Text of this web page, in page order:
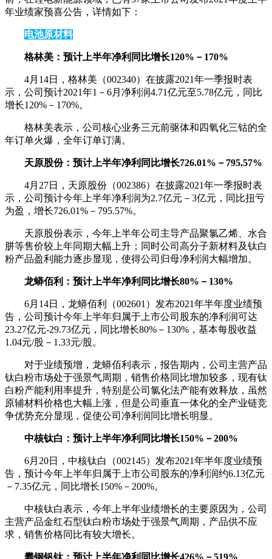
年业绩家预喜公告， 详情如下：
电池原材料
格林美：预计上半年净利同比增长120%－170%
4月14日，格林美（002340）在披露2021年一季报时表
示，公司预计2021年1－6月净利润4.71亿元至5.78亿元，同比
增长120%－170%。
格林美表示，公司核心业务三元前驱体和四氧化三钴的全
年订单火爆，全年订单订满。
天原股份：预计上半年净利同比增长726.01%－795.57%
4月27日，天原股份（002386）在披露2021年一季报时表
示，公司预计今年上半年净利润为2.7亿元－3亿元，同比扭亏
为盈，增长726.01%－795.57%。
天原股份表示，今年上半年公司主导产品聚氯乙烯、水合
肼等售价较上年同期大幅上升；同时公司高分子新材料及钛白
粉产品盈利能力逐步显现，使得公司归母净利润大幅增加。
龙蟒佰利：预计上半年净利同比增长80%－130%
6月14日，龙蟒佰利（002601）发布2021年半年度业绩预
告，公司预计今年上半年归属于上市公司股东的净利润可达
23.27亿元-29.73亿元，同比增长80%－130%，基本每股收益
1.04元/股－1.33元/股。
对于业绩预增，龙蟒佰利表示，报告期内，公司主营产品
钛白粉市场处于强景气周期，销售价格同比增加较多，现有钛
白粉产能利用率提升，特别是公司氯化法产能有效释放，虽然
原辅材料价格也大幅上涨，但是公司垂直一体化的全产业链竞
争优势充分显现，促使公司净利润同比增长明显。
中核钛白：预计上半年净利同比增长150%－200%
6月20日，中核钛白（002145）发布2021年半年度业绩预
告，预计今年上半年归属于上市公司股东的净利润约6.13亿元
－7.35亿元，同比增长150%－200%。
中核钛白表示，今年上半年业绩增长的主要原因为，公司
主营产品金红石型钛白粉市场处于强景气周期，产品供不应
求，销售价格同比有较大增长。
攀钢钒钛：预计上半年净利同比增长426%－519%